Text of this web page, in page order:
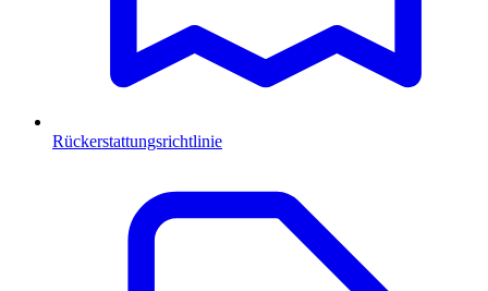
Rückerstattungsrichtlinie